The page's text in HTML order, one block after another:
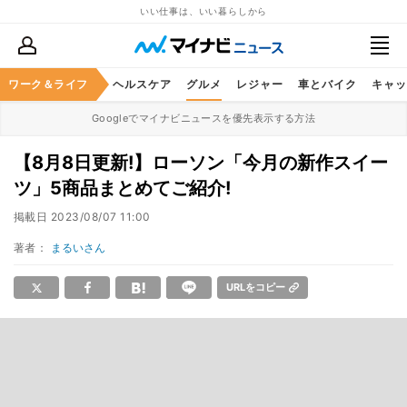
いい仕事は、いい暮らしから
ワーク＆ライフ
マネー 暮らし ヘルスケア グルメ レジャー 車とバイク キャ
Googleでマイナビニュースを優先表示する方法
【8月8日更新!】ローソン「今月の新作スイー
ツ」5商品まとめてご紹介!
掲載日 2023/08/07 11:00
著者： まるいさん
URLをコピー